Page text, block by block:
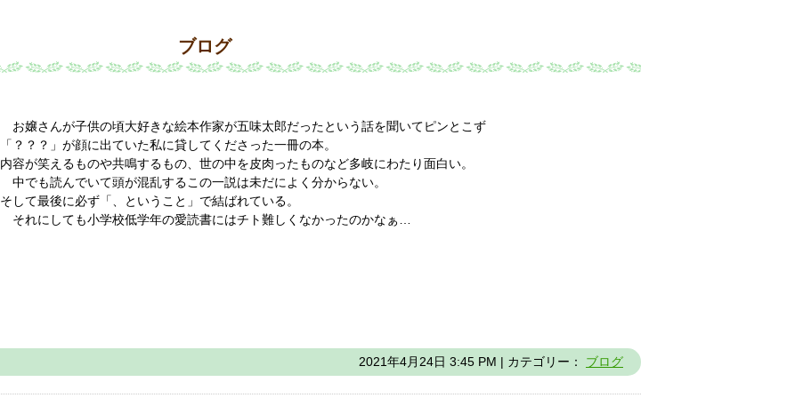
ブログ
お嬢さんが子供の頃大好きな絵本作家が五味太郎だったという話を聞いてピンとこず
「？？？」が顔に出ていた私に貸してくださった一冊の本。
内容が笑えるものや共鳴するもの、世の中を皮肉ったものなど多岐にわたり面白い。
中でも読んでいて頭が混乱するこの一説は未だによく分からない。
そして最後に必ず「、ということ」で結ばれている。
それにしても小学校低学年の愛読書にはチト難しくなかったのかなぁ…
2021年4月24日 3:45 PM | カテゴリー： ブログ